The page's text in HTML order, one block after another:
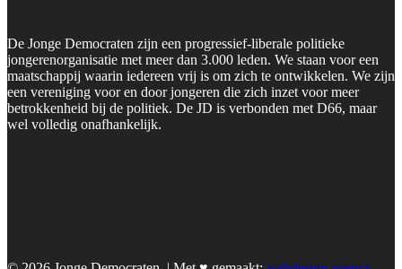
De Jonge Democraten zijn een progressief-liberale politieke
jongerenorganisatie met meer dan 3.000 leden. We staan voor een
maatschappij waarin iedereen vrij is om zich te ontwikkelen. We zijn
een vereniging voor en door jongeren die zich inzet voor meer
betrokkenheid bij de politiek. De JD is verbonden met D66, maar
wel volledig onafhankelijk.